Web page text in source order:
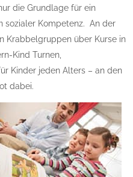
die Grundlage für ein
sozialer Kompetenz. An der
Krabbelgruppen über Kurse in
Kind Turnen,
Kinder jeden Alters – an den
dabei.